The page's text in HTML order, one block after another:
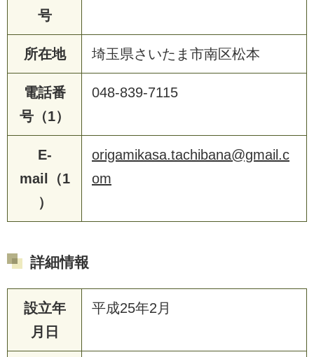
号
所在地 埼玉県さいたま市南区松本
電話番
号（1）
048-839-7115
E-
mail（1
）
origamikasa.tachibana@gmail.c
om
詳細情報
設立年
月日
平成25年2月